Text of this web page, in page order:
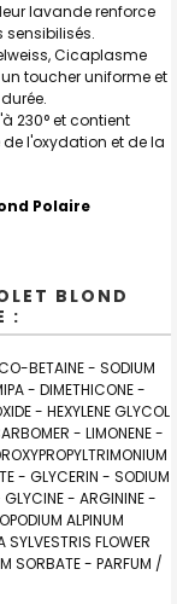
lavande renforce
Cicaplasme
toucher uniforme et
230° et contient
l'oxydation et de la
Polaire
BLOND
:
BETAINE - SODIUM
- DIMETHICONE -
- HEXYLENE GLYCOL
- LIMONENE -
- GLYCERIN - SODIUM
- ARGININE -
ALPINUM
FLOWER
SORBATE - PARFUM /